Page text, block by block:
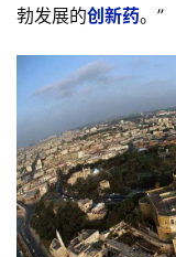
勃发展的创新药。”